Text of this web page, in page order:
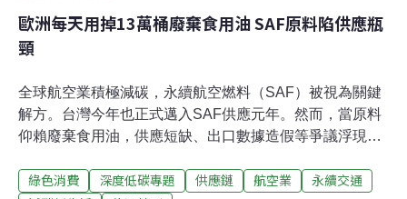
歐洲每天用掉13萬桶廢棄食用油 SAF原料陷供應瓶
頸
全球航空業積極減碳，永續航空燃料（SAF）被視為關鍵
解方。台灣今年也正式邁入SAF供應元年。然而，當原料
仰賴廢棄食用油，供應短缺、出口數據造假等爭議浮現，
空的重要挑戰。永續航空燃料是從生活廢棄物、水處理廠
綠色消費 深度低碳專題 供應鏈 航空業
永續交通